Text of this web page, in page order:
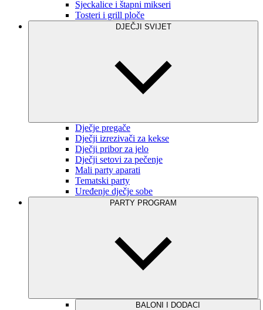
Sjeckalice i štapni mikseri
Tosteri i grill ploče
DJEČJI SVIJET
Dječje pregače
Dječji izrezivači za kekse
Dječji pribor za jelo
Dječji setovi za pečenje
Mali party aparati
Tematski party
Uređenje dječje sobe
PARTY PROGRAM
BALONI I DODACI